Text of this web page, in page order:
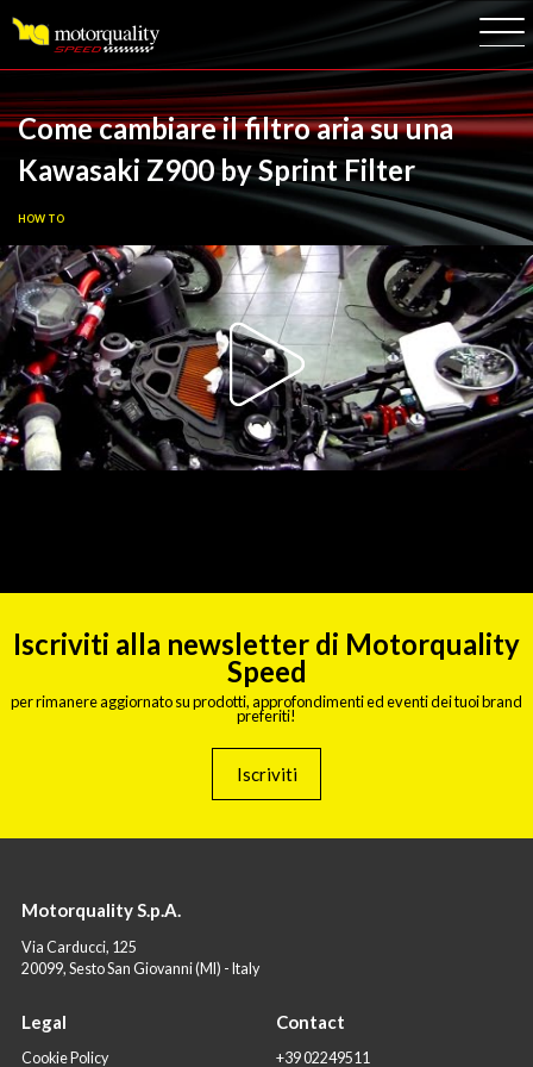
Come cambiare il filtro aria su una
Kawasaki Z900 by Sprint Filter
HOW TO
Iscriviti alla newsletter di Motorquality
Speed
per rimanere aggiornato su prodotti, approfondimenti ed eventi dei tuoi brand
preferiti!
Iscriviti
Motorquality S.p.A.
Via Carducci, 125
20099, Sesto San Giovanni (MI) - Italy
Legal
Cookie Policy
Contact
+39 02249511